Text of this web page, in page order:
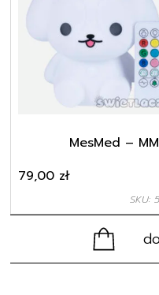
MesMed –
SKU:
79,00 zł